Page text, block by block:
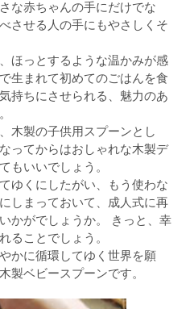
な赤ちゃんの手にだけでな
させる人の手にもやさしくそ
ほっとするような温かみが感
生まれて初めてのごはんを食
持ちにさせられる、魅力のあ
木製の子供用スプーンとし
ってからはおしゃれな木製デ
もいいでしょう。
ゆくにしたがい、もう使わな
しまっておいて、成人式に再
かがでしょうか。 きっと、幸
ることでしょう。
かに循環してゆく世界を願
製ベビースプーンです。